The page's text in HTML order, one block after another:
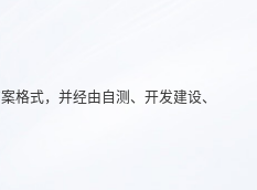
格式，并经由自测、开发建设、